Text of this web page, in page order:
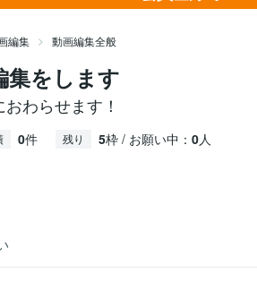
編集 動画編集全般
集をします
わらせます！
0件 残り 5枠 / お願い中： 0人